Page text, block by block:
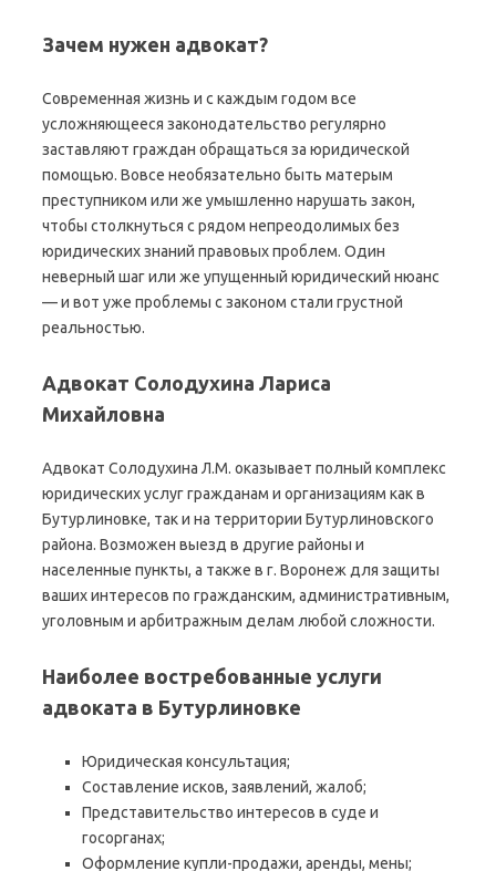
Зачем нужен адвокат?
Современная жизнь и с каждым годом все
усложняющееся законодательство регулярно
заставляют граждан обращаться за юридической
помощью. Вовсе необязательно быть матерым
преступником или же умышленно нарушать закон,
чтобы столкнуться с рядом непреодолимых без
юридических знаний правовых проблем. Один
неверный шаг или же упущенный юридический нюанс
— и вот уже проблемы с законом стали грустной
реальностью.
Адвокат Солодухина Лариса
Михайловна
Адвокат Солодухина Л.М. оказывает полный комплекс
юридических услуг гражданам и организациям как в
Бутурлиновке, так и на территории Бутурлиновского
района. Возможен выезд в другие районы и
населенные пункты, а также в г. Воронеж для защиты
ваших интересов по гражданским, административным,
уголовным и арбитражным делам любой сложности.
Наиболее востребованные услуги
адвоката в Бутурлиновке
Юридическая консультация;
Составление исков, заявлений, жалоб;
Представительство интересов в суде и
госорганах;
Оформление купли-продажи, аренды, мены;